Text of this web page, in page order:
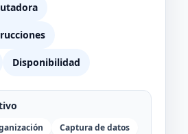
Disponibilidad
Captura de datos